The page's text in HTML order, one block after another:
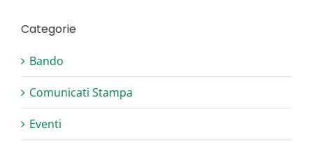
Categorie
Bando
Comunicati Stampa
Eventi